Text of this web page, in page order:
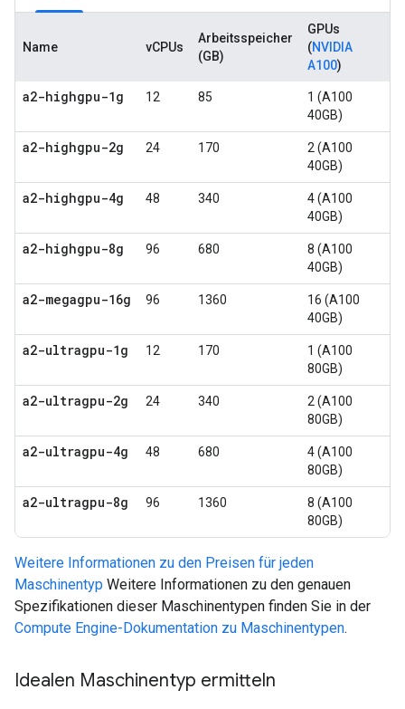
Name vCPUs
Arbeitsspeicher
(GB)
GPUs
(NVIDIA
A100)
a2-highgpu-1g 12 85
1 (A100
40GB)
a2-highgpu-2g 24 170
2 (A100
40GB)
a2-highgpu-4g 48 340
4 (A100
40GB)
a2-highgpu-8g 96 680
8 (A100
40GB)
a2-megagpu-16g 96 1360
16 (A100
40GB)
a2-ultragpu-1g 12 170
1 (A100
80GB)
a2-ultragpu-2g 24 340
2 (A100
80GB)
a2-ultragpu-4g 48 680
4 (A100
80GB)
a2-ultragpu-8g 96 1360
8 (A100
80GB)
Weitere Informationen zu den Preisen für jeden
Maschinentyp Weitere Informationen zu den genauen
Spezifikationen dieser Maschinentypen finden Sie in der
Compute Engine-Dokumentation zu Maschinentypen.
Idealen Maschinentyp ermitteln